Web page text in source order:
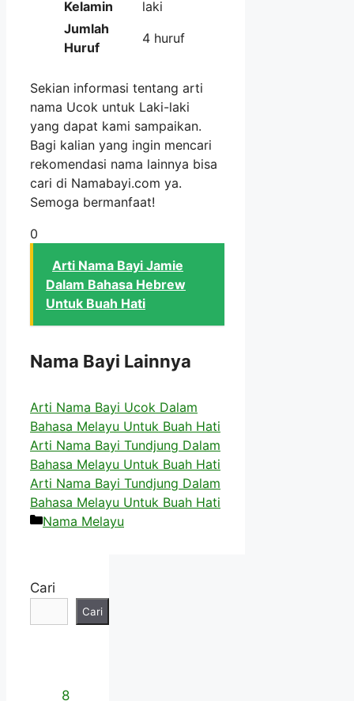
Kelamin
laki
Jumlah
Huruf
4 huruf
Sekian informasi tentang arti
nama Ucok untuk Laki-laki
yang dapat kami sampaikan.
Bagi kalian yang ingin mencari
rekomendasi nama lainnya bisa
cari di Namabayi.com ya.
Semoga bermanfaat!
0
Arti Nama Bayi Jamie
Dalam Bahasa Hebrew
Untuk Buah Hati
Nama Bayi Lainnya
Arti Nama Bayi Ucok Dalam
Bahasa Melayu Untuk Buah Hati
Arti Nama Bayi Tundjung Dalam
Bahasa Melayu Untuk Buah Hati
Arti Nama Bayi Tundjung Dalam
Bahasa Melayu Untuk Buah Hati
Kategori
Nama Melayu
Cari
Cari
8